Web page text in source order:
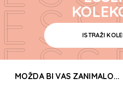
ISTRAŽI
MOŽDA BI VAS ZANIMALO...